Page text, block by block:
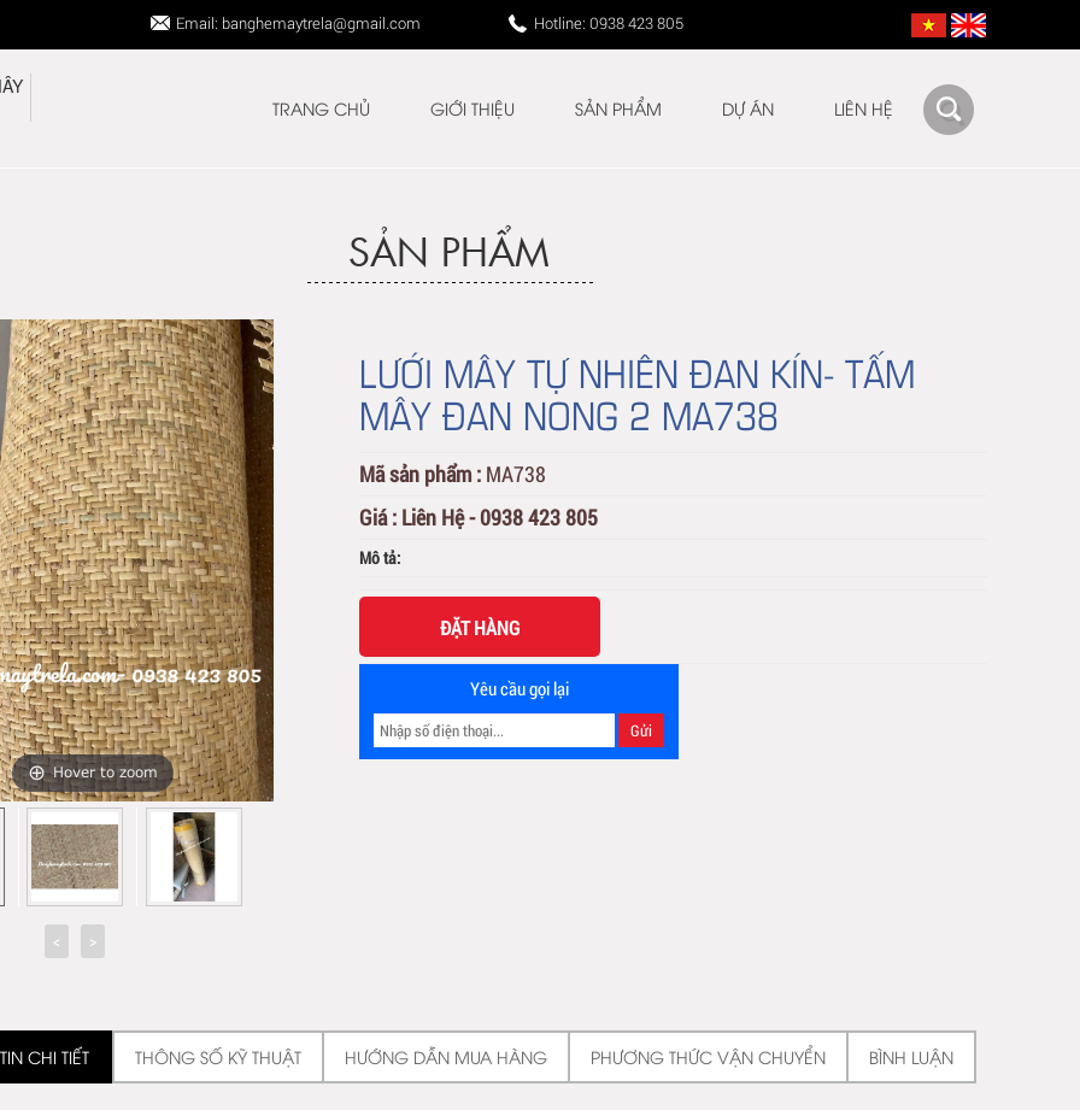
Email: banghemaytrela@gmail.com Hotline: 0938 423 805
TRANG CHỦ GIỚI THIỆU SẢN PHẨM DỰ ÁN LIÊN HỆ
SẢN PHẨM
Hover to zoom
LƯỚI MÂY TỰ NHIÊN ĐAN KÍN- TẤM
MÂY ĐAN NONG 2 MA738
Mã sản phẩm : MA738
Giá : Liên Hệ - 0938 423 805
Mô tả:
ĐẶT HÀNG
Yêu cầu gọi lại
CHI TIẾT THÔNG SỐ KỸ THUẬT HƯỚNG DẪN MUA HÀNG PHƯƠNG THỨC VẬN CHUYỂN BÌNH LUẬN